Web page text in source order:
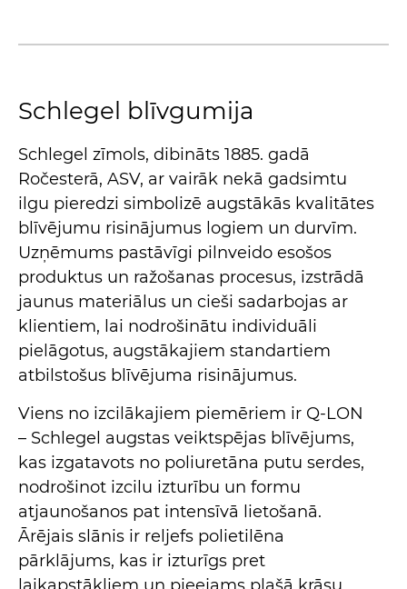
Schlegel blīvgumija
Schlegel zīmols, dibināts 1885. gadā
Ročesterā, ASV, ar vairāk nekā gadsimtu
ilgu pieredzi simbolizē augstākās kvalitātes
blīvējumu risinājumus logiem un durvīm.
Uzņēmums pastāvīgi pilnveido esošos
produktus un ražošanas procesus, izstrādā
jaunus materiālus un cieši sadarbojas ar
klientiem, lai nodrošinātu individuāli
pielāgotus, augstākajiem standartiem
atbilstošus blīvējuma risinājumus.
Viens no izcilākajiem piemēriem ir Q-LON
– Schlegel augstas veiktspējas blīvējums,
kas izgatavots no poliuretāna putu serdes,
nodrošinot izcilu izturību un formu
atjaunošanos pat intensīvā lietošanā.
Ārējais slānis ir reljefs polietilēna
pārklājums, kas ir izturīgs pret